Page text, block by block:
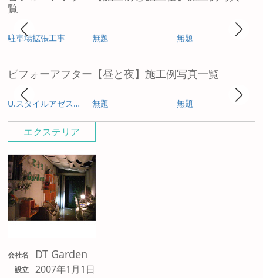
エクステリア
会社名 DT Garden
設立 2007年1月1日
覧
駐車場拡張工事 無題 無題
ビフォーアフター【昼と夜】施工例写真一覧
U.スタイルアゼスト プレミアムタイプ 無題 無題